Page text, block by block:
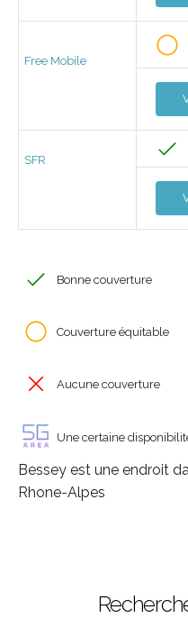
Free Mobile
SFR
Bonne couverture
Couverture équitable
Aucune couverture
Une certaine
Bessey est une endroit
Rhone-Alpes